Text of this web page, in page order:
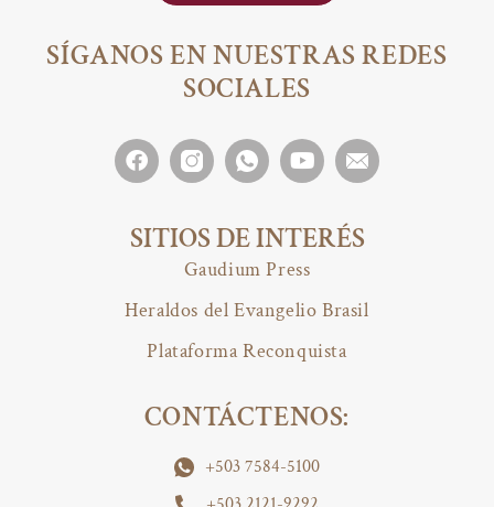
CONTÁCTENOS:
+503 7584-5100
SÍGANOS EN NUESTRAS REDES
SOCIALES
SITIOS DE INTERÉS
Gaudium Press
Heraldos del Evangelio Brasil
Plataforma Reconquista